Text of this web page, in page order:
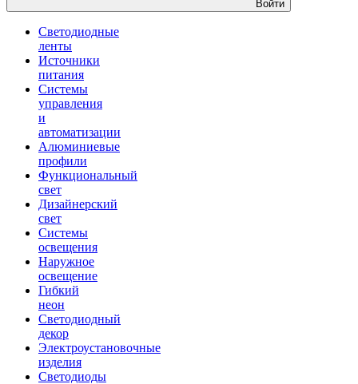
Войти
Светодиодные
ленты
Источники
питания
Системы
управления
и
автоматизации
Алюминиевые
профили
Функциональный
свет
Дизайнерский
свет
Системы
освещения
Наружное
освещение
Гибкий
неон
Светодиодный
декор
Электроустановочные
изделия
Светодиоды